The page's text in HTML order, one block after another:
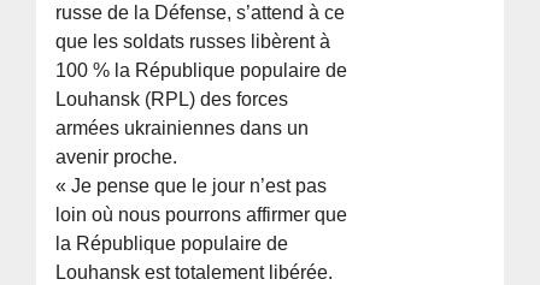
russe de la Défense, s’attend à ce
que les soldats russes libèrent à
100 % la République populaire de
Louhansk (RPL) des forces
armées ukrainiennes dans un
avenir proche.
« Je pense que le jour n’est pas
loin où nous pourrons affirmer que
la République populaire de
Louhansk est totalement libérée.